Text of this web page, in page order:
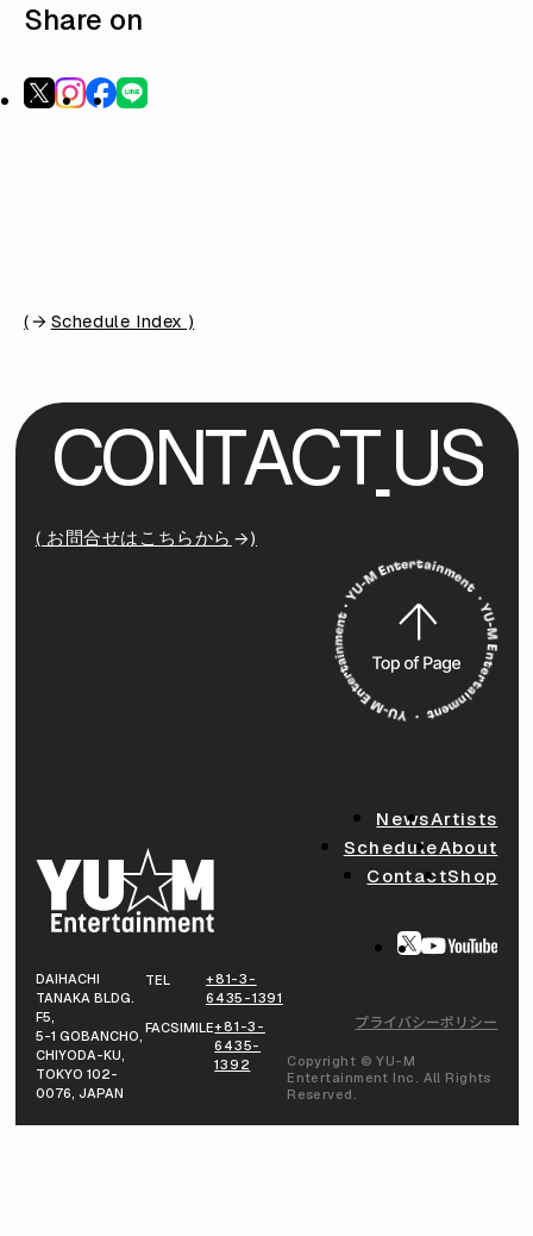
Share on
( Schedule Index )
CONTACT US
( お問合せはこちらから )
DAIHACHI
TANAKA BLDG.
F5,
5-1 GOBANCHO,
CHIYODA-KU,
TOKYO 102-
0076, JAPAN
TEL
+81-3-
6435-1391
FACSIMILE+81-3-
6435-
1392
NewsArtists
ScheduleAbout
ContactShop
プライバシーポリシー
Copyright © YU-M
Entertainment Inc. All Rights
Reserved.